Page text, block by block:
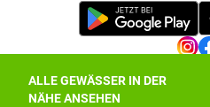
ALLE GEWÄSSER IN DER
NÄHE ANSEHEN
Datenschutz-